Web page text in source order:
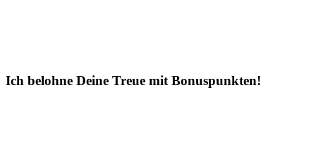
Ich belohne Deine Treue mit Bonuspunkten!